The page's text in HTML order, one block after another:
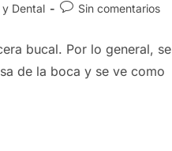
y Dental
Comentarios
entrada:
Sin comentarios
bucal. Por lo general, se
de la boca y se ve como